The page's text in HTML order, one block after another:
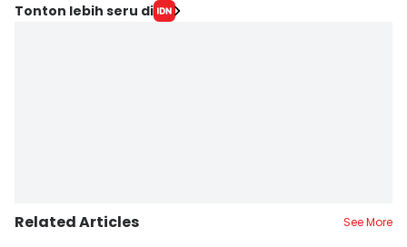
Tonton lebih seru di
Related Articles See More